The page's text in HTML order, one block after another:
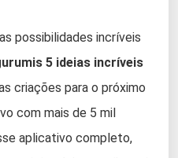
possibilidades incríveis
5 ideias incríveis
criações para o próximo
com mais de 5 mil
aplicativo completo,